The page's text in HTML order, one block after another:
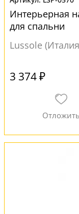
Интерьерная
для спальни
Lussole
3 374 ₽